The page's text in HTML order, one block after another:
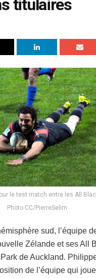
titulaires
le test match entre les All
Photo CC/PierreSelim
sud, l’équipe
Zélande et ses All
de Auckland.
de l’équipe qui